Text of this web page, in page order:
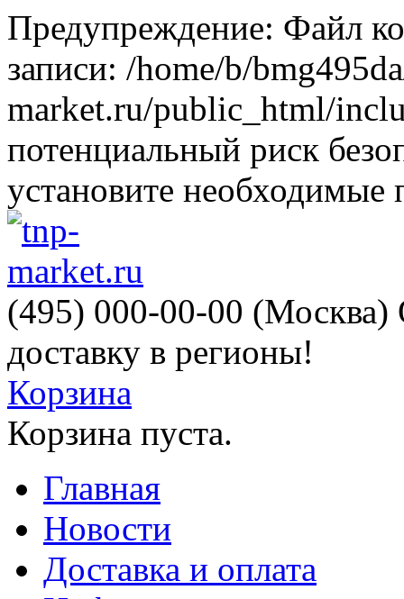
Предупреждение: Файл
записи: /home/b/
market.ru/public_html/
потенциальный риск
установите необходимые
(495) 000-00-00 (Москва)
доставку в регионы!
Корзина
Корзина пуста.
Главная
Новости
Доставка и оплата